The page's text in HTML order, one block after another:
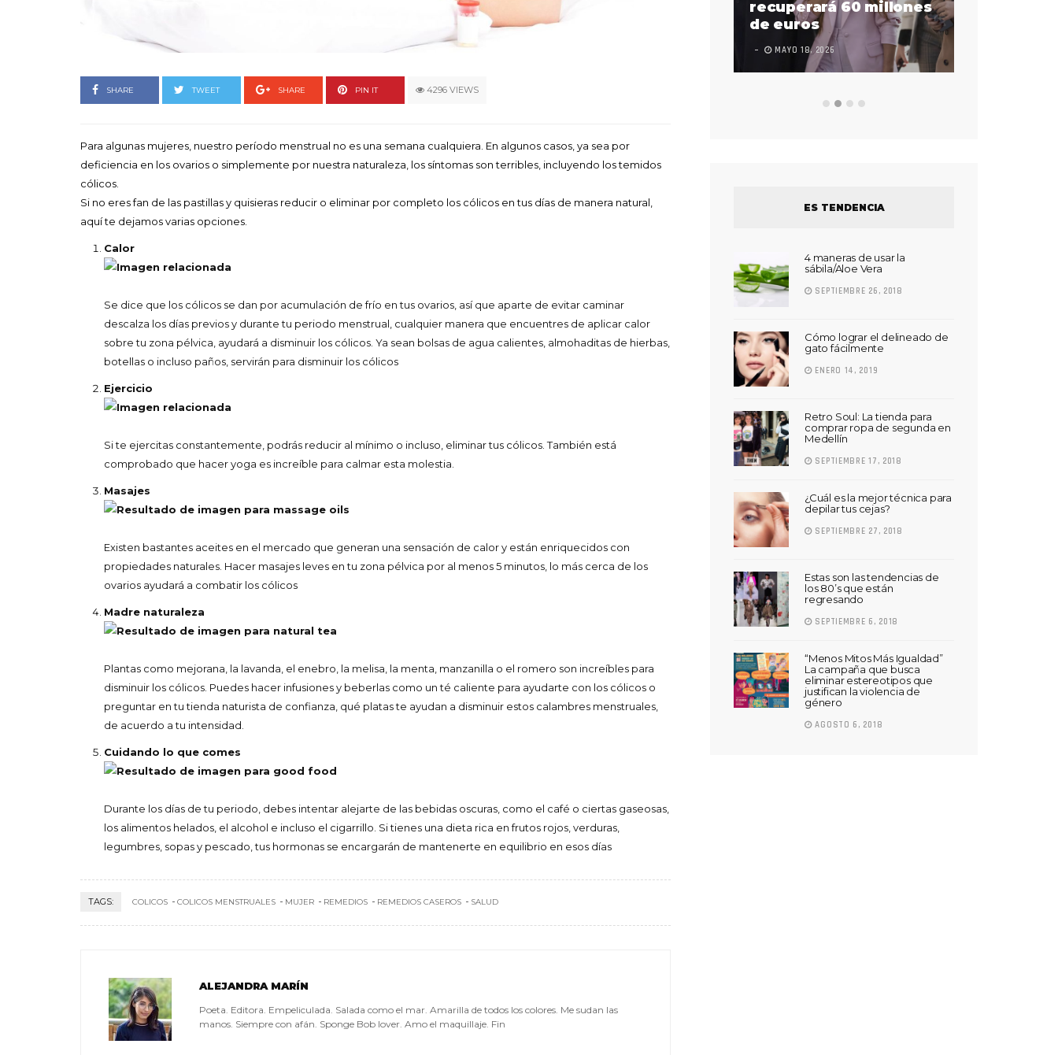
SHARE TWEET SHARE PIN IT 4296 VIEWS
Para algunas mujeres, nuestro período menstrual no es una semana cualquiera. En algunos casos, ya sea por
deficiencia en los ovarios o simplemente por nuestra naturaleza, los síntomas son terribles, incluyendo los temidos
cólicos.
Si no eres fan de las pastillas y quisieras reducir o eliminar por completo los cólicos en tus días de manera natural,
aquí te dejamos varias opciones.
Calor
Se dice que los cólicos se dan por acumulación de frío en tus ovarios, así que aparte de evitar caminar
descalza los días previos y durante tu periodo menstrual, cualquier manera que encuentres de aplicar calor
sobre tu zona pélvica, ayudará a disminuir los cólicos. Ya sean bolsas de agua calientes, almohaditas de hierbas,
botellas o incluso paños, servirán para disminuir los cólicos
Ejercicio
Si te ejercitas constantemente, podrás reducir al mínimo o incluso, eliminar tus cólicos. También está
comprobado que hacer yoga es increíble para calmar esta molestia.
Masajes
Existen bastantes aceites en el mercado que generan una sensación de calor y están enriquecidos con
propiedades naturales. Hacer masajes leves en tu zona pélvica por al menos 5 minutos, lo más cerca de los
ovarios ayudará a combatir los cólicos
Madre naturaleza
Plantas como mejorana, la lavanda, el enebro, la melisa, la menta, manzanilla o el romero son increíbles para
disminuir los cólicos. Puedes hacer infusiones y beberlas como un té caliente para ayudarte con los cólicos o
preguntar en tu tienda naturista de confianza, qué platas te ayudan a disminuir estos calambres menstruales,
de acuerdo a tu intensidad.
Cuidando lo que comes
Durante los días de tu periodo, debes intentar alejarte de las bebidas oscuras, como el café o ciertas gaseosas,
los alimentos helados, el alcohol e incluso el cigarrillo. Si tienes una dieta rica en frutos rojos, verduras,
legumbres, sopas y pescado, tus hormonas se encargarán de mantenerte en equilibrio en esos días
TAGS: COLICOS COLICOS MENSTRUALES MUJER REMEDIOS REMEDIOS CASEROS SALUD
ALEJANDRA MARÍN
Poeta. Editora. Empeliculada. Salada como el mar. Amarilla de todos los colores. Me sudan las
manos. Siempre con afán. Sponge Bob lover. Amo el maquillaje. Fin
Goyo un himno por la
LEAVE A COMMENT FEBRERO 16, 2023
recuperará 60 millones
de euros
MAYO 18, 2026
ES TENDENCIA
4 maneras de usar la
sábila/Aloe Vera
SEPTIEMBRE 26, 2018
Cómo lograr el delineado de
gato fácilmente
ENERO 14, 2019
Retro Soul: La tienda para
comprar ropa de segunda en
Medellín
SEPTIEMBRE 17, 2018
¿Cuál es la mejor técnica para
depilar tus cejas?
SEPTIEMBRE 27, 2018
Estas son las tendencias de
los 80’s que están
regresando
SEPTIEMBRE 6, 2018
“Menos Mitos Más Igualdad”
La campaña que busca
eliminar estereotipos que
justifican la violencia de
género
AGOSTO 6, 2018